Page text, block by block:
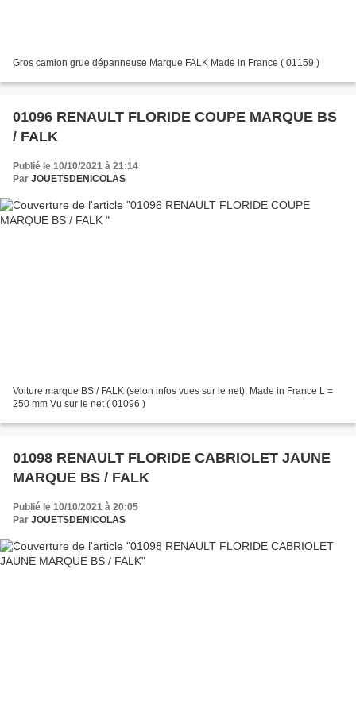
Gros camion grue dépanneuse Marque FALK Made in France ( 01159 )
01096 RENAULT FLORIDE COUPE MARQUE BS
/ FALK
Publié le 10/10/2021 à 21:14
Par JOUETSDENICOLAS
Voiture marque BS / FALK (selon infos vues sur le net), Made in France L =
250 mm Vu sur le net ( 01096 )
01098 RENAULT FLORIDE CABRIOLET JAUNE
MARQUE BS / FALK
Publié le 10/10/2021 à 20:05
Par JOUETSDENICOLAS